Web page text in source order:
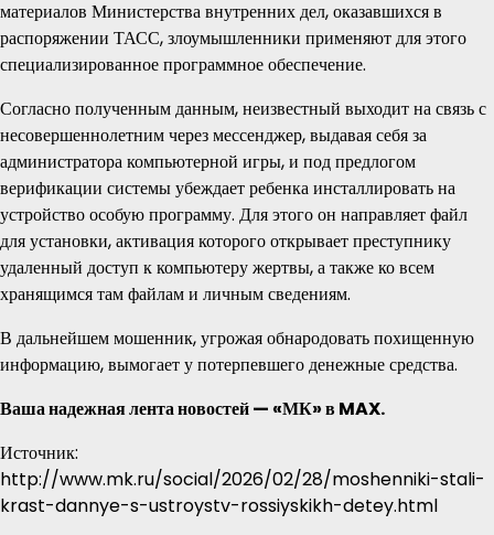
материалов Министерства внутренних дел, оказавшихся в
распоряжении ТАСС, злоумышленники применяют для этого
специализированное программное обеспечение.
Согласно полученным данным, неизвестный выходит на связь с
несовершеннолетним через мессенджер, выдавая себя за
администратора компьютерной игры, и под предлогом
верификации системы убеждает ребенка инсталлировать на
устройство особую программу. Для этого он направляет файл
для установки, активация которого открывает преступнику
удаленный доступ к компьютеру жертвы, а также ко всем
хранящимся там файлам и личным сведениям.
В дальнейшем мошенник, угрожая обнародовать похищенную
информацию, вымогает у потерпевшего денежные средства.
Ваша надежная лента новостей — «МК» в MAX.
Источник:
http://www.mk.ru/social/2026/02/28/moshenniki-stali-
krast-dannye-s-ustroystv-rossiyskikh-detey.html